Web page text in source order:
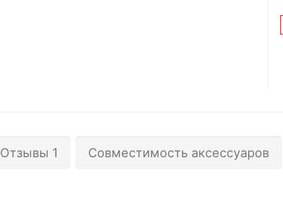
Отзывы 1 Совместимость аксессуаров